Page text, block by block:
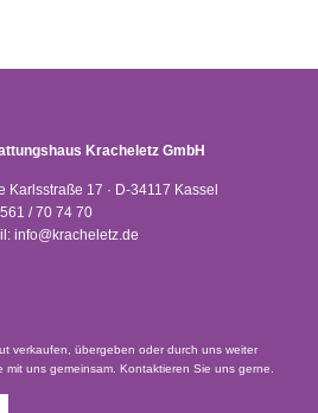
Kracheletz GmbH
Karlsstraße 17 · D-34117 Kassel
/ 70 74 70
info@kracheletz.de
verkaufen, übergeben oder durch uns weiter
uns gemeinsam. Kontaktieren Sie uns gerne.